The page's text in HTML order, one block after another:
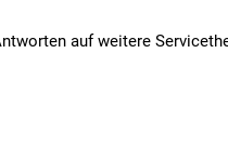
und den
auf weitere